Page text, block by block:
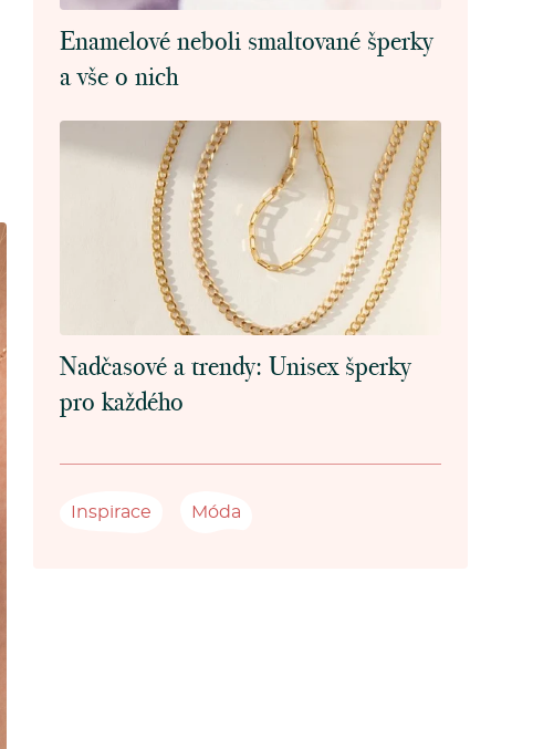
Enamelové neboli smaltované šperky
a vše o nich
Nadčasové a trendy: Unisex šperky
pro každého
Inspirace Móda